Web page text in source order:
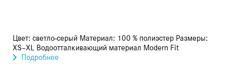
Цвет: светло-серый Материал: 100 % полиэстер Размеры:
XS–XL Водоотталкивающий материал Modern Fit
Подробнее